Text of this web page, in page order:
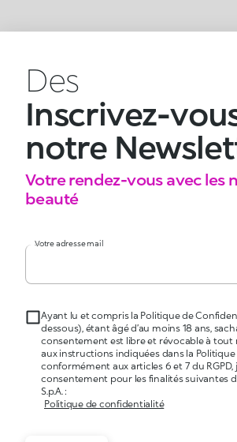
Des
Inscrivez-
notre
Votre rendez-vous avec les
beauté
Votre adresse mail
Ayant lu et compris la Politique de
dessous), étant âgé d’au moins 18 ans,
consentement est libre et révocable à
aux instructions indiquées dans la
conformément aux articles 6 et 7 du
consentement pour les finalités suivantes
S.p.A. :
Politique de confidentialité